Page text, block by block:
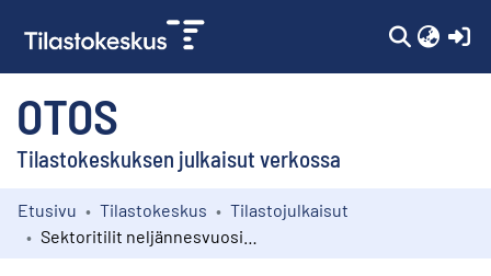
OTOS
Tilastokeskuksen julkaisut verkossa
Kokoelmat
Etusivu Tilastokeskus
Tilastojulkaisut